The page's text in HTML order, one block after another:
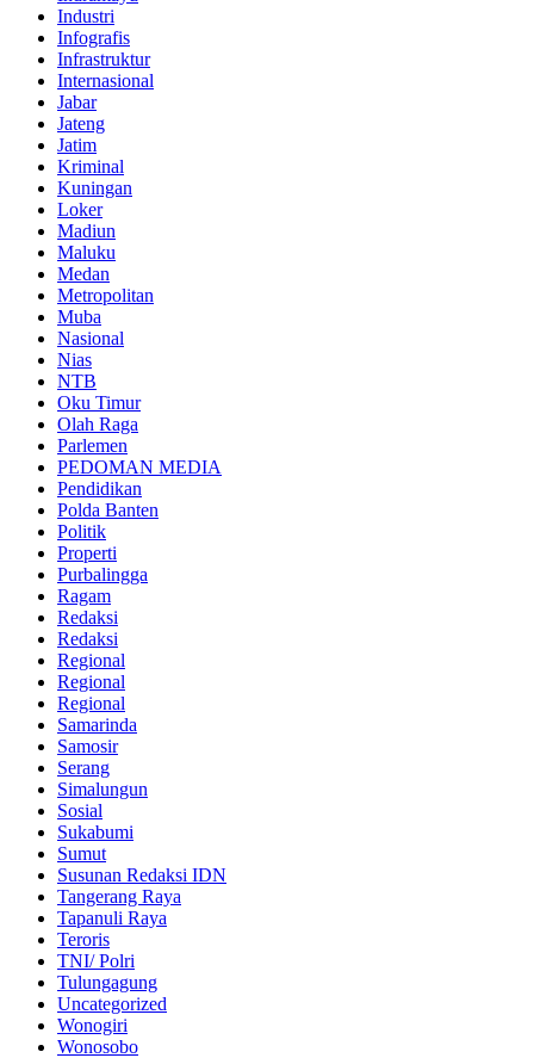
Industri
Infografis
Infrastruktur
Internasional
Jabar
Jateng
Jatim
Kriminal
Kuningan
Loker
Madiun
Maluku
Medan
Metropolitan
Muba
Nasional
Nias
NTB
Oku Timur
Olah Raga
Parlemen
PEDOMAN MEDIA
Pendidikan
Polda Banten
Politik
Properti
Purbalingga
Ragam
Redaksi
Redaksi
Regional
Regional
Regional
Samarinda
Samosir
Serang
Simalungun
Sosial
Sukabumi
Sumut
Susunan Redaksi IDN
Tangerang Raya
Tapanuli Raya
Teroris
TNI/ Polri
Tulungagung
Uncategorized
Wonogiri
Wonosobo